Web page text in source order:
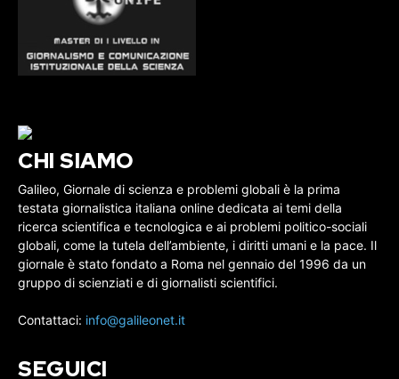
CHI SIAMO
Galileo, Giornale di scienza e problemi globali è la prima
testata giornalistica italiana online dedicata ai temi della
ricerca scientifica e tecnologica e ai problemi politico-sociali
globali, come la tutela dell’ambiente, i diritti umani e la pace. Il
giornale è stato fondato a Roma nel gennaio del 1996 da un
gruppo di scienziati e di giornalisti scientifici.
Contattaci: info@galileonet.it
SEGUICI